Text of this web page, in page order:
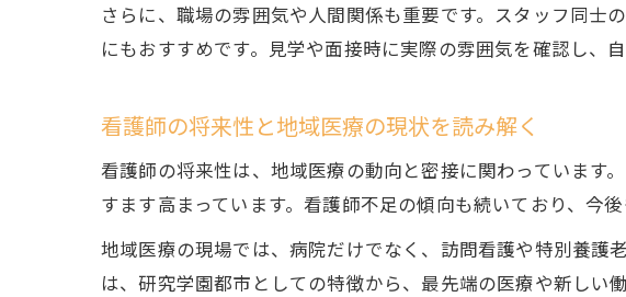
さらに、職場の雰囲気や人間関係も重要です。スタッフ同士
にもおすすめです。見学や面接時に実際の雰囲気を確認し、
看護師の将来性と地域医療の現状を読み解く
看護師の将来性は、地域医療の動向と密接に関わっています
すます高まっています。看護師不足の傾向も続いており、今
地域医療の現場では、病院だけでなく、訪問看護や特別養護
は、研究学園都市としての特徴から、最先端の医療や新し